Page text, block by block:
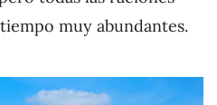
muy abundantes.